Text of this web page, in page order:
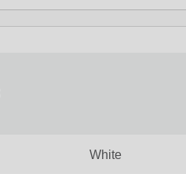
White